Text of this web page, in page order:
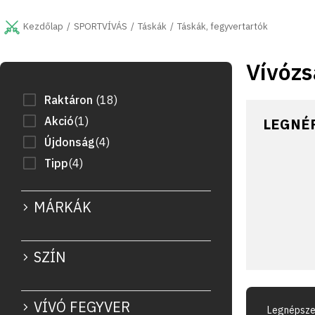
fő
Kezdőlap SPORTVÍVÁS Táskák Táskák, fegyvertartók
O
Raktáron 18
Akció 1
Újdonság 4
Tipp 4
MÁRKÁK
SZÍN
VÍVÓ FEGYVER
T